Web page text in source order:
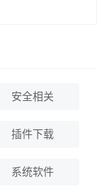
安全相关
插件下载
系统软件